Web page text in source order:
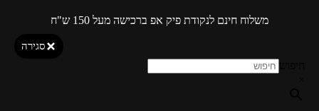
משלוח חינם לנקודת פיק אפ ברכישה מעל 150 ש"ח
סגירה